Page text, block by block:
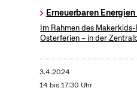
Erneuerbaren
Im Rahmen des
Osterferien – in der
3.4.2024
14 bis 17:30 Uhr